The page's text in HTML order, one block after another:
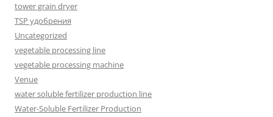
tower grain dryer
TSP удобрения
Uncategorized
vegetable processing line
vegetable processing machine
Venue
water soluble fertilizer production line
Water-Soluble Fertilizer Production